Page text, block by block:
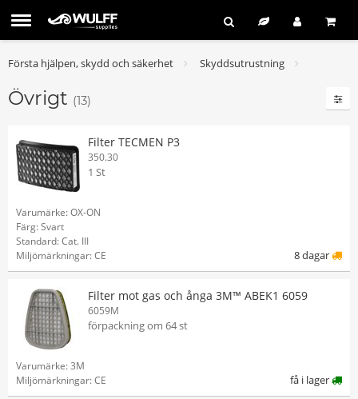
Första hjälpen, skydd och säkerhet Skyddsutrustning
Övrigt (13)
Filter TECMEN P3
350.30
1 St
Varumärke: OX-ON
Färg: Svart
Standard: Cat. III
Miljömärkningar: CE
8 dagar
Filter mot gas och ånga 3M™ ABEK1 6059
6059M
förpackning om 64 st
Varumärke: 3M
Miljömärkningar: CE
få i lager